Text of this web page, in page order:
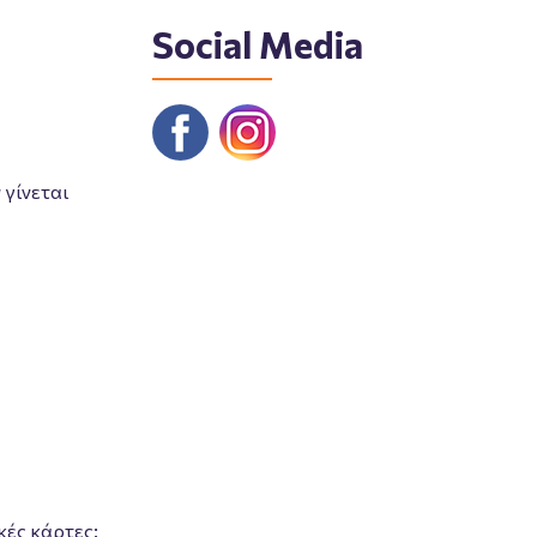
κάρτες:
Social Media